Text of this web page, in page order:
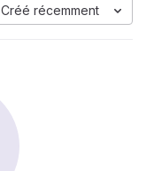
Créé récemment